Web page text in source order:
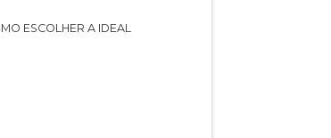
ESCOLHER A IDEAL